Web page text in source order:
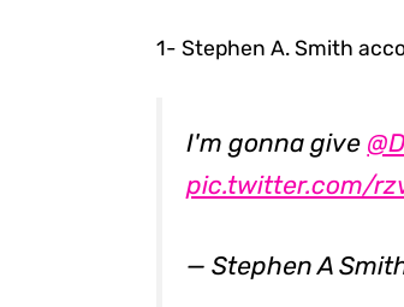
1- Stephen A. Smith
I'm gonna give
pic.twitter.com/
— Stephen A